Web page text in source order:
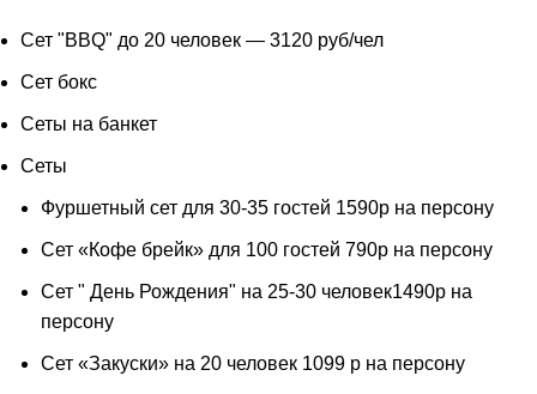
Сет "BBQ" до 20 человек — 3120 руб/чел
Сет бокс
Сеты на банкет
Сеты
Фуршетный сет для 30-35 гостей 1590р на персону
Сет «Кофе брейк» для 100 гостей 790р на персону
Сет " День Рождения" на 25-30 человек1490р на
персону
Сет «Закуски» на 20 человек 1099 р на персону